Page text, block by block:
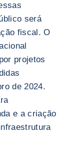
será
fiscal. O
projetos
de 2024.
e a criação